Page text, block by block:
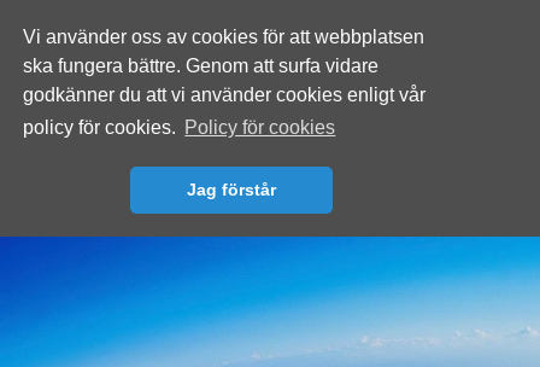
Vi använder oss av cookies för att webbplatsen
ska fungera bättre. Genom att surfa vidare
godkänner du att vi använder cookies enligt vår
policy för cookies. Policy för cookies
Jag förstår